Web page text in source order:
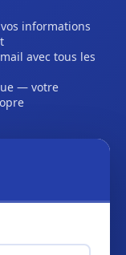
informations
avec tous les
— votre